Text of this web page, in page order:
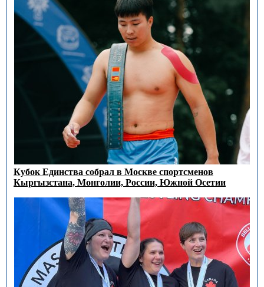
Кубок Единства собрал в Москве спортсменов
Кыргызстана, Монголии, России, Южной Осетии